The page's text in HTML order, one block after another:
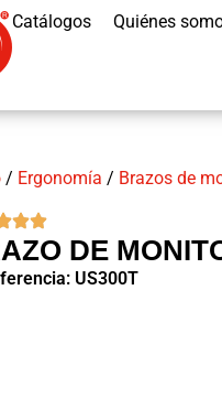
Catálogos Quiénes
/ Ergonomía / Brazos de
DE
US300T